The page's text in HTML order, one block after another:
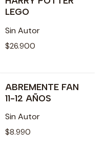
LEGO
Sin Autor
$26.900
ABREMENTE FAN
11-12 AÑOS
Sin Autor
$8.990